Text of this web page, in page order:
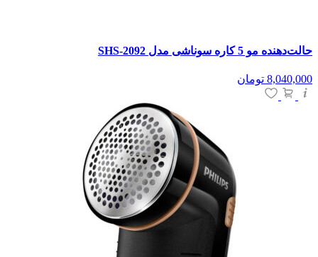
حالت‌دهنده مو 5 کاره سوناشی مدل SHS-2092
8,040,000 تومان